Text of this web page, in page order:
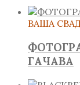
ВАША
ГАЧАВА